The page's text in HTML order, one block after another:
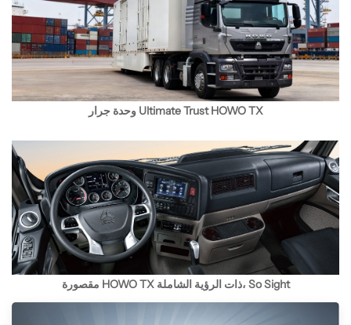
وحدة جرار Ultimate Trust HOWO TX
مقصورة HOWO TX ذات الرؤية الشاملة، So Sight